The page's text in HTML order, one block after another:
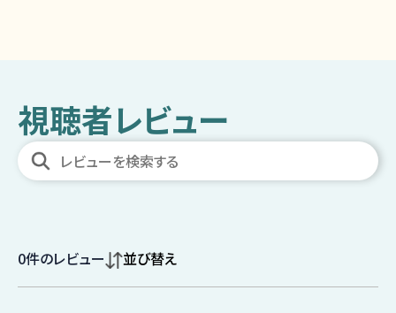
視聴者レビュー
0件のレビュー 並び替え